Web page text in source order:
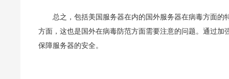
总之，包括美国服务器在内的国外服务器在病毒方面
方面，这也是国外在病毒防范方面需要注意的问题。通过
保障服务器的安全。